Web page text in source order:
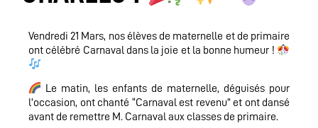
Vendredi 21 Mars, nos élèves de maternelle et de primaire
ont célébré Carnaval dans la joie et la bonne humeur !
Le matin, les enfants de maternelle, déguisés pour
l’occasion, ont chanté “Carnaval est revenu” et ont dansé
avant de remettre M. Carnaval aux classes de primaire.